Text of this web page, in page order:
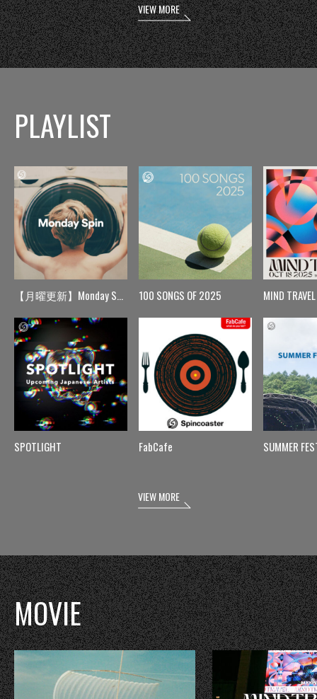
VIEW MORE
PLAYLIST
【月曜更新】Monday Spin
SPOTLIGHT
100 SONGS OF 2025
FabCafe
MIND TRAVEL
SUMMER
VIEW MORE
MOVIE